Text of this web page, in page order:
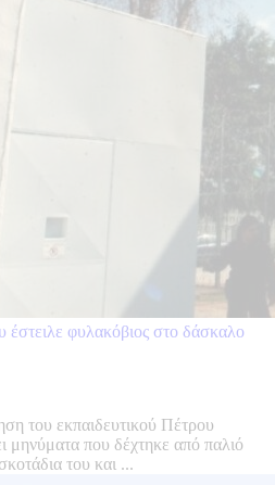
έστειλε φυλακόβιος στο δάσκαλο
του εκπαιδευτικού Πέτρου
μηνύματα που δέχτηκε από παλιό
του και ...